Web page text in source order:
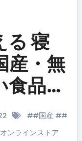
る 寝
産・無
品を
わえる
ア】
##国産 ##
ンラインストア